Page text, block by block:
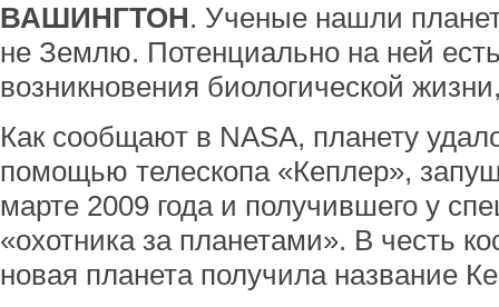
ВАШИНГТОН. Ученые нашли
не Землю. Потенциально на ней
возникновения биологической
Как сообщают в NASA, планету
помощью телескопа «Кеплер»,
марте 2009 года и получившего у
«охотника за планетами». В честь
новая планета получила название